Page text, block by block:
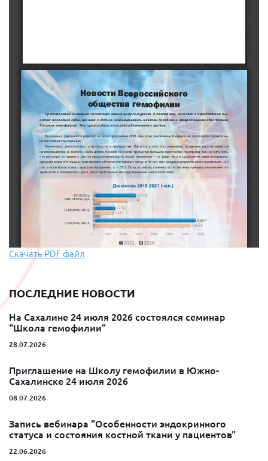
Скачать PDF файл
ПОСЛЕДНИЕ НОВОСТИ
На Сахалине 24 июля 2026 состоялся семинар
"Школа гемофилии"
28.07.2026
Приглашение на Школу гемофилии в Южно-
Сахалинске 24 июля 2026
08.07.2026
Запись вебинара "Особенности эндокринного
статуса и состояния костной ткани у пациентов"
22.06.2026